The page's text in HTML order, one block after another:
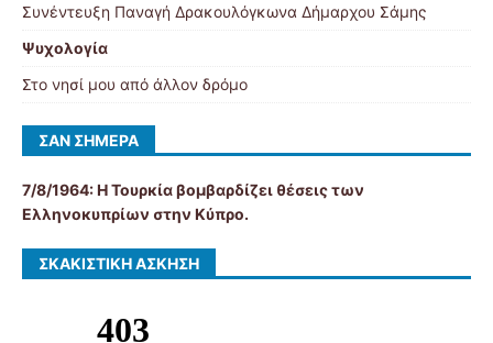
Συνέντευξη Παναγή Δρακουλόγκωνα Δήμαρχου Σάμης
Ψυχολογία
Στο νησί μου από άλλον δρόμο
ΣΑΝ ΣΉΜΕΡΑ
7/8/1964: Η Τουρκία βομβαρδίζει θέσεις των
Ελληνοκυπρίων στην Κύπρο.
ΣΚΑΚΙΣΤΙΚΉ ΆΣΚΗΣΗ